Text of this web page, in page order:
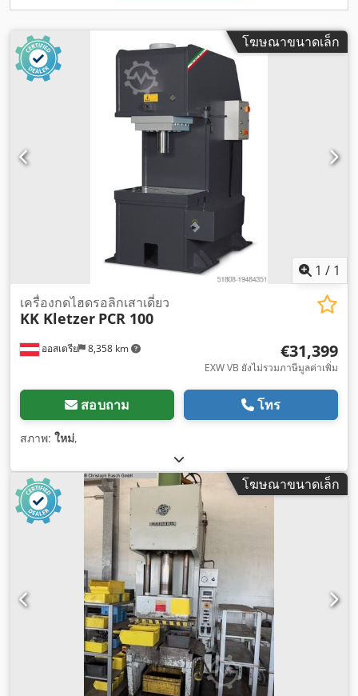
โฆษณาขนาดเล็ก
1 / 1
ออสเตรีย 8,358 km
เครื่องกดไฮดรอลิกเสาเดี่ยว
KK Kletzer PCR 100
€31,399
EXW VB ยังไม่รวมภาษีมูลค่าเพิ่ม
สอบถาม โทร
สภาพ: ใหม่,
โฆษณาขนาดเล็ก